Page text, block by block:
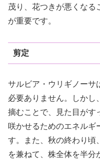
茂り、花つきが悪くなる
が重要です。
剪定
サルビア・ウリギノーサ
必要ありません。しかし
摘むことで、見た目がす
咲かせるためのエネルギ
す。また、秋の終わり頃
を兼ねて、株全体を半分